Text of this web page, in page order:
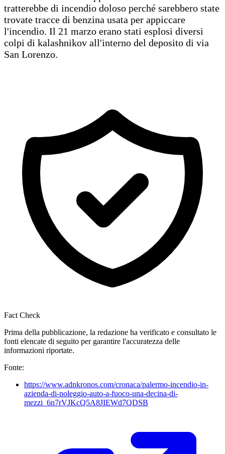
tratterebbe di incendio doloso perché sarebbero state
trovate tracce di benzina usata per appiccare
l'incendio. Il 21 marzo erano stati esplosi diversi
colpi di kalashnikov all'interno del deposito di via
San Lorenzo.
Fact Check
Prima della pubblicazione, la redazione ha verificato e consultato le
fonti elencate di seguito per garantire l'accuratezza delle
informazioni riportate.
Fonte:
https://www.adnkronos.com/cronaca/palermo-incendio-in-
azienda-di-noleggio-auto-a-fuoco-una-decina-di-
mezzi_6n7rVJKcQ5A8JIEWd7QDSB